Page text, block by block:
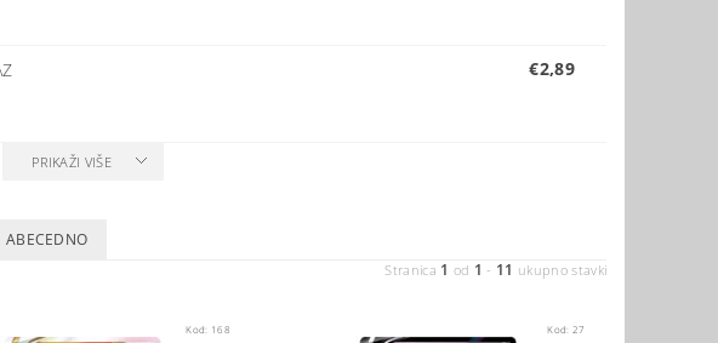
€2,89
PRIKAŽI VIŠE
ABECEDNO
Stranica 1 od 1 - 11 ukupno stavki
Kod: 168 Kod: 27